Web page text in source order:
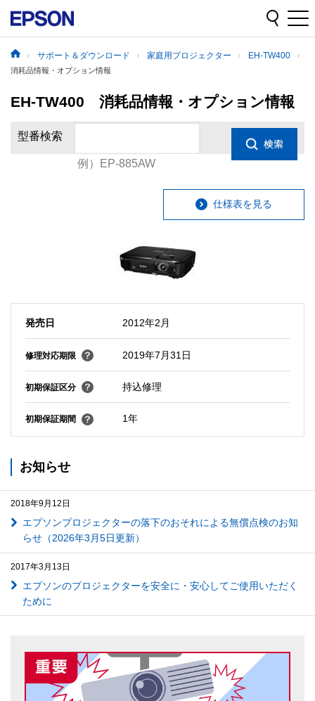
サポート＆ダウンロード 家庭用プロジェクター EH-TW400
消耗品情報・オプション情報
EH-TW400 消耗品情報・オプション情報
型番検索
例）EP-885AW
仕様表を見る
発売日 2012年2月
修理対応期限 2019年7月31日
初期保証区分 持込修理
初期保証期間 1年
お知らせ
2018年9月12日
エプソンプロジェクターの落下のおそれによる無償点検のお知
らせ（2026年3月5日更新）
2017年3月13日
エプソンのプロジェクターを安全に・安心してご使用いただく
ために